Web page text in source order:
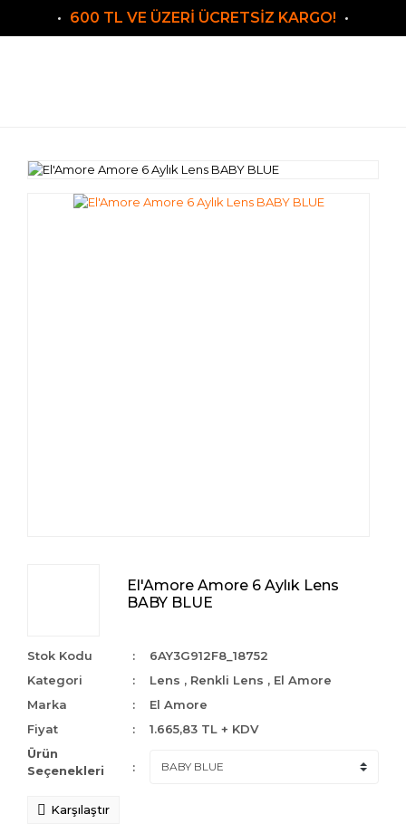
600 TL VE ÜZERİ ÜCRETSİZ KARGO!
El'Amore Amore 6 Aylık Lens
BABY BLUE
Stok Kodu
6AY3G912F8_18752
Kategori
Lens , Renkli Lens , El Amore
Marka
El Amore
Fiyat
1.665,83 TL + KDV
Ürün
Seçenekleri
Karşılaştır